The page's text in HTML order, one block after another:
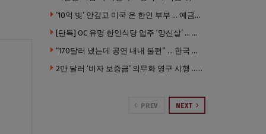
’10억 빚’ 안갚고 미국 온 한인 부부 … 예금보험공사, 미국서 소송
[단독] OC 유명 한인식당 업주 ‘망신살’ … 육류대금 안 갚자 식당서 공개추심
“170달러 냈는데 공연 내내 불편” … 한국 코미디언 LA공연, 음향 불량에 외모 비하 개그 논란
2만 달러 ‘비자 보증금’ 의무화 영구 시행 … 입국 문턱 더 높아진다.
PREV NEXT